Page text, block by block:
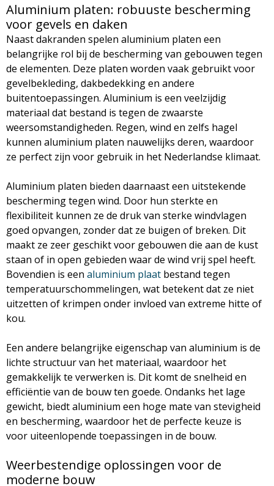
Aluminium platen: robuuste bescherming
voor gevels en daken
Naast dakranden spelen aluminium platen een
belangrijke rol bij de bescherming van gebouwen tegen
de elementen. Deze platen worden vaak gebruikt voor
gevelbekleding, dakbedekking en andere
buitentoepassingen. Aluminium is een veelzijdig
materiaal dat bestand is tegen de zwaarste
weersomstandigheden. Regen, wind en zelfs hagel
kunnen aluminium platen nauwelijks deren, waardoor
ze perfect zijn voor gebruik in het Nederlandse klimaat.
Aluminium platen bieden daarnaast een uitstekende
bescherming tegen wind. Door hun sterkte en
flexibiliteit kunnen ze de druk van sterke windvlagen
goed opvangen, zonder dat ze buigen of breken. Dit
maakt ze zeer geschikt voor gebouwen die aan de kust
staan of in open gebieden waar de wind vrij spel heeft.
Bovendien is een aluminium plaat bestand tegen
temperatuurschommelingen, wat betekent dat ze niet
uitzetten of krimpen onder invloed van extreme hitte of
kou.
Een andere belangrijke eigenschap van aluminium is de
lichte structuur van het materiaal, waardoor het
gemakkelijk te verwerken is. Dit komt de snelheid en
efficiëntie van de bouw ten goede. Ondanks het lage
gewicht, biedt aluminium een hoge mate van stevigheid
en bescherming, waardoor het de perfecte keuze is
voor uiteenlopende toepassingen in de bouw.
Weerbestendige oplossingen voor de
moderne bouw